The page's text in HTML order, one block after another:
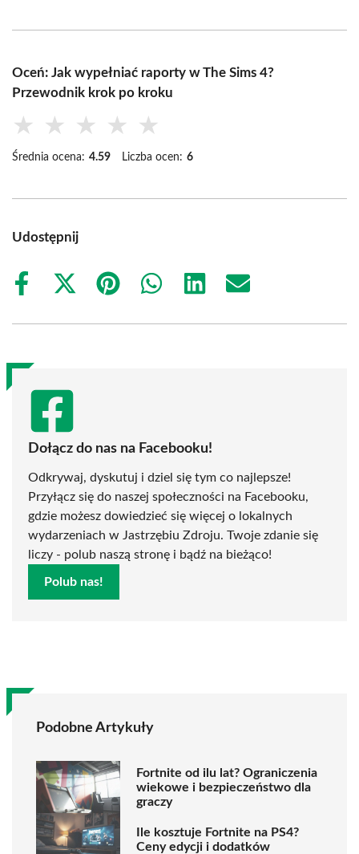
Oceń: Jak wypełniać raporty w The Sims 4?
Przewodnik krok po kroku
★ ★ ★ ★ ★
Średnia ocena: 4.59 Liczba ocen: 6
Udostępnij
Share
Share
(Twitter)
Share
Share
Share
Share
Dołącz do nas na Facebooku!
Odkrywaj, dyskutuj i dziel się tym co najlepsze!
Przyłącz się do naszej społeczności na Facebooku,
gdzie możesz dowiedzieć się więcej o lokalnych
wydarzeniach w Jastrzębiu Zdroju. Twoje zdanie się
liczy - polub naszą stronę i bądź na bieżąco!
Polub nas!
Podobne Artykuły
Fortnite od ilu lat? Ograniczenia
wiekowe i bezpieczeństwo dla
graczy
Ile kosztuje Fortnite na PS4?
Ceny edycji i dodatków